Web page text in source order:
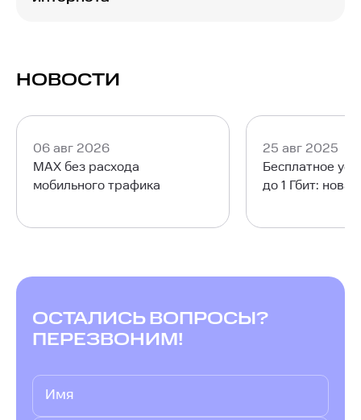
любое время.
скоростью в любой точке вашей квартиры со
планшета.
НОВОСТИ
06 авг 2026
MAX без расхода
мобильного трафика
25 авг 2025
Бесплатное
до 1 Гбит:
ОСТАЛИСЬ ВОПРОСЫ?
ПЕРЕЗВОНИМ!